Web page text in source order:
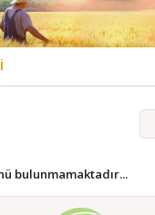
bulunmamaktadır...